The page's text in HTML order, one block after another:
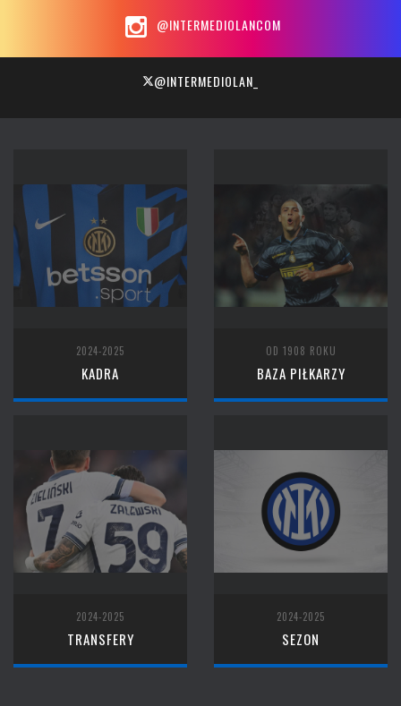
@INTERMEDIOLANCOM
@INTERMEDIOLAN_
2024-2025
KADRA
OD 1908 ROKU
BAZA PIŁKARZY
2024-2025
TRANSFERY
2024-2025
SEZON